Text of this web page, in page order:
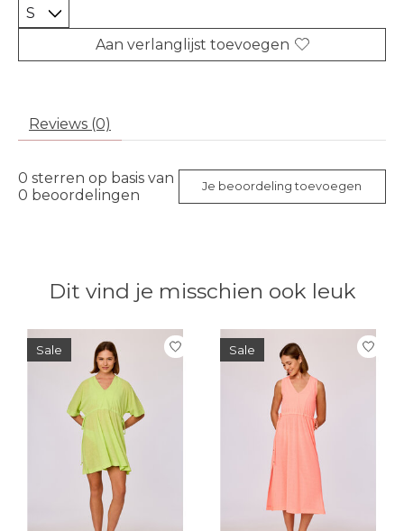
Aan verlanglijst toevoegen
Reviews (0)
0 sterren op basis van
0 beoordelingen Je beoordeling toevoegen
Dit vind je misschien ook leuk
Items van productcarrousel
Sale Sale